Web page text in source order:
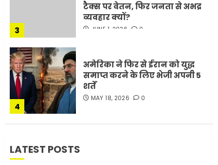
4
अमेरिका ने फिर से ईरान को युद्ध
समाप्त करने के लिए भेजी अपनी 5
शर्तें
भारत-अमेरिका व्यापार समझौता
ट्रंप ने किया एलान
LATEST POSTS